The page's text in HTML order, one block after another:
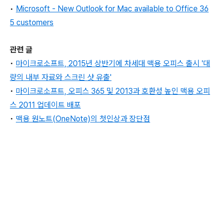
• Microsoft - New Outlook for Mac available to Office 36
5 customers
관련 글
• 마이크로소프트, 2015년 상반기에 차세대 맥용 오피스 출시 '대
량의 내부 자료와 스크린 샷 유출'
• 마이크로소프트, 오피스 365 및 2013과 호환성 높인 맥용 오피
스 2011 업데이트 배포
• 맥용 원노트(OneNote)의 첫인상과 장단점